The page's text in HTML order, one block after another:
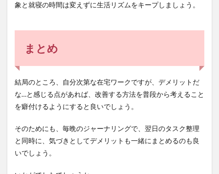
象と就寝の時間は変えずに生活リズムをキープしましょう。
まとめ
結局のところ、自分次第な在宅ワークですが、デメリットだ
な…と感じる点があれば、改善する方法を普段から考えること
を癖付けるようにすると良いでしょう。
そのためにも、毎晩のジャーナリングで、翌日のタスク整理
と同時に、気づきとしてデメリットも一緒にまとめるのも良
いでしょう。